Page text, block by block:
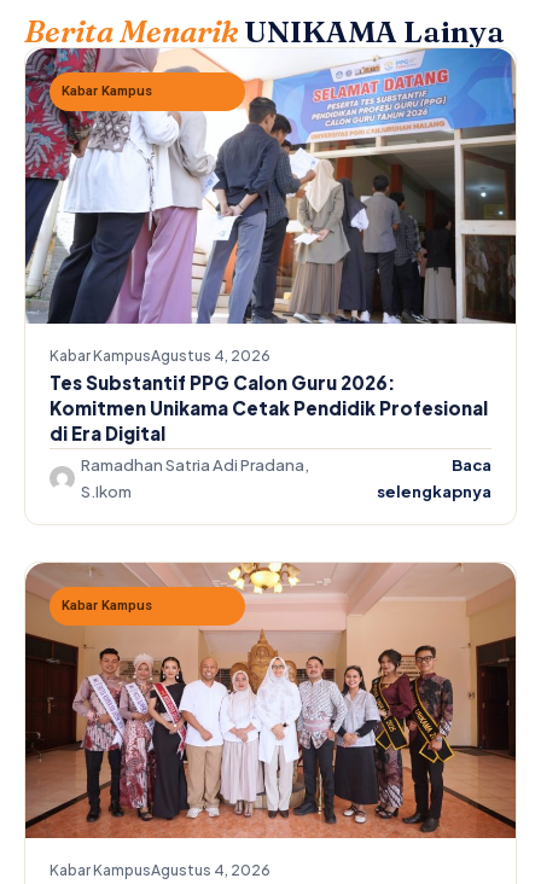
Berita Menarik UNIKAMA Lainya
Kabar Kampus
Kabar KampusAgustus 4, 2026
Tes Substantif PPG Calon Guru 2026:
Komitmen Unikama Cetak Pendidik Profesional
di Era Digital
Ramadhan Satria Adi Pradana,
S.Ikom
Baca
selengkapnya
Kabar Kampus
Kabar KampusAgustus 4, 2026